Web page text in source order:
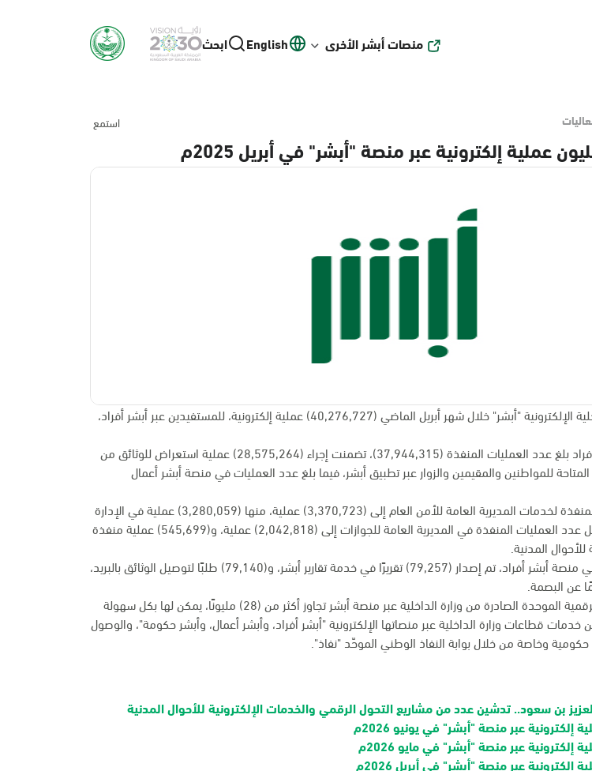
منصات أبشر الأخرى English ابحث
استمع
نفَّذت منصة وزارة الداخلية الإلكترونية "أبشر" خلال شهر أبريل الماضي (40,276,727) عملية إلكترونية، للمستفيدين عبر أبشر أفراد،
ومن خلال منصة أبشر أفراد بلغ عدد العمليات المنفذة (37,944,315)، تضمنت إجراء (28,575,264) عملية استعراض للوثائق من
للمواطنين والمقيمين والزوار عبر تطبيق أبشر، فيما بلغ عدد العمليات في منصة أبشر أعمال
ووصل عدد العمليات المنفذة لخدمات المديرية العامة للأمن العام إلى (3,370,723) عملية، منها (3,280,059) عملية في الإدارة
العامة للمرور، فيما وصل عدد العمليات المنفذة في المديرية العامة للجوازات إلى (2,042,818) عملية، و(545,699) عملية منفذة
المدنية.
وعبر الخدمات العامة في منصة أبشر أفراد، تم إصدار (79,257) تقريرًا في خدمة تقارير أبشر، و(79,140) طلبًا لتوصيل الوثائق بالبريد،
يذكر أن عدد الهويات الرقمية الموحدة الصادرة من وزارة الداخلية عبر منصة أبشر تجاوز أكثر من (28) مليونًا، يمكن لها بكل سهولة
قطاعات وزارة الداخلية عبر منصاتها الإلكترونية "أبشر أفراد، وأبشر أعمال، وأبشر حكومة"، والوصول
بن سعود.. تدشين عدد من مشاريع التحول الرقمي والخدمات الإلكترونية للأحوال المدنية